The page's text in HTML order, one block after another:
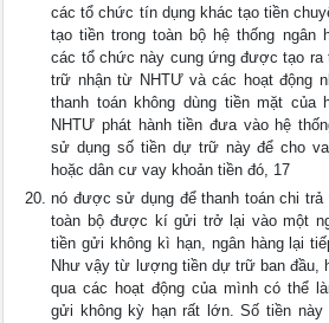
các tổ chức tín dụng khác tạo tiền
tạo tiền trong toàn bộ hệ thống ngân
các tổ chức này cung ứng được tạo
trữ nhận từ NHTƯ và các hoạt động
thanh toán không dùng tiền mặt của
NHTƯ phát hành tiền đưa vào hệ
sử dụng số tiền dự trữ này để cho
hoặc dân cư vay khoản tiền đó, 17
nó được sử dụng để thanh toán chi trả
toàn bộ được kí gửi trở lại vào một
tiền gửi không kì hạn, ngân hàng lại
Như vậy từ lượng tiền dự trữ ban đầu,
qua các hoạt động của mình có thể
gửi không kỳ hạn rất lớn. Số tiền này